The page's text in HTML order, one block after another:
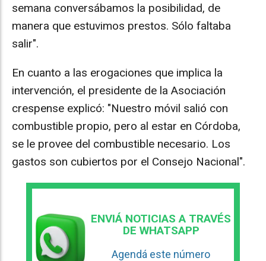
semana conversábamos la posibilidad, de
manera que estuvimos prestos. Sólo faltaba
salir".
En cuanto a las erogaciones que implica la
intervención, el presidente de la Asociación
crespense explicó: "Nuestro móvil salió con
combustible propio, pero al estar en Córdoba,
se le provee del combustible necesario. Los
gastos son cubiertos por el Consejo Nacional".
ENVIÁ NOTICIAS A TRAVÉS
DE WHATSAPP
Agendá este número